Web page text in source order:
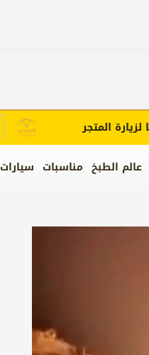
عالم الطبخ مناسبات سيارات
المتجر